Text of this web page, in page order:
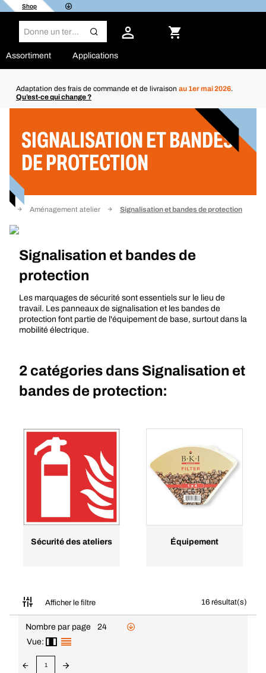
Shop
Assortiment Applications
Adaptation des frais de commande et de livraison au 1er mai 2026.
Qu’est-ce qui change ?
SIGNALISATION ET BANDES
DE PROTECTION
Aménagement atelier Signalisation et bandes de protection
Signalisation et bandes de
protection
Les marquages de sécurité sont essentiels sur le lieu de
travail. Les panneaux de signalisation et les bandes de
protection font partie de l'équipement de base, surtout dans la
mobilité électrique.
2 catégories dans Signalisation et
bandes de protection:
Sécurité des ateliers Équipement
Afficher le filtre 16 résultat(s)
Nombre par page
24
Vue:
1